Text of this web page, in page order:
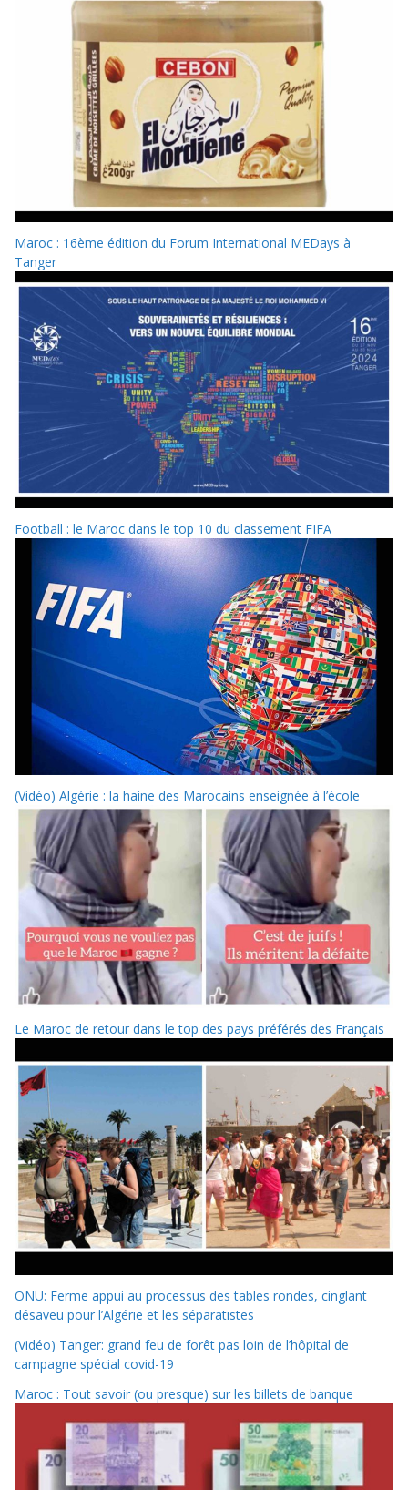
Maroc : 16ème édition du Forum International MEDays à
Tanger
Football : le Maroc dans le top 10 du classement FIFA
(Vidéo) Algérie : la haine des Marocains enseignée à l’école
Le Maroc de retour dans le top des pays préférés des Français
ONU: Ferme appui au processus des tables rondes, cinglant
désaveu pour l’Algérie et les séparatistes
(Vidéo) Tanger: grand feu de forêt pas loin de l’hôpital de
campagne spécial covid-19
Maroc : Tout savoir (ou presque) sur les billets de banque